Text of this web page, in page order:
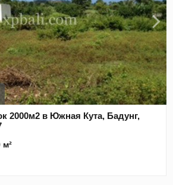
2000м2 в Южная Кута, Бадунг,
м²